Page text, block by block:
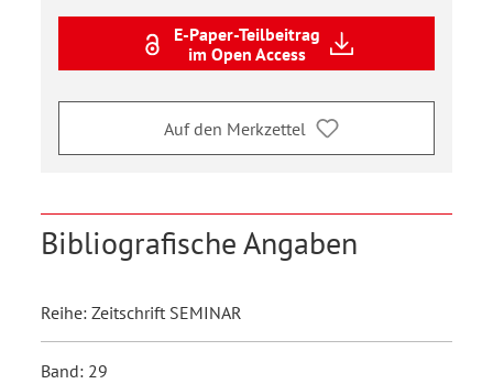
E-Paper-Teilbeitrag
im Open Access
Auf den Merkzettel
Bibliografische Angaben
Reihe: Zeitschrift SEMINAR
Band: 29